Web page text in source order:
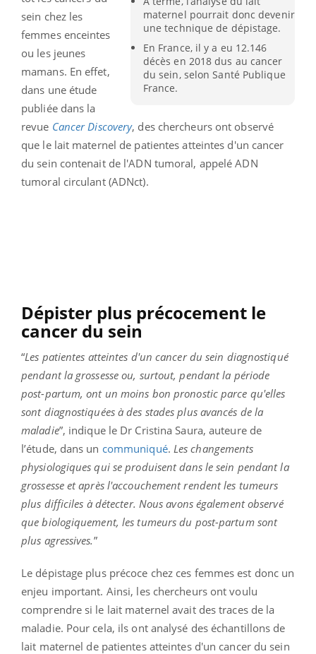
maternel pourrait donc devenir
une technique de dépistage.
En France, il y a eu 12.146
décès en 2018 dus au cancer
du sein, selon Santé Publique
France.
sein chez les
femmes enceintes
ou les jeunes
mamans. En effet,
dans une étude
publiée dans la
revue Cancer Discovery, des chercheurs ont observé
que le lait maternel de patientes atteintes d'un cancer
du sein contenait de l'ADN tumoral, appelé ADN
tumoral circulant (ADNct).
Dépister plus précocement le
cancer du sein
“Les patientes atteintes d'un cancer du sein diagnostiqué
pendant la grossesse ou, surtout, pendant la période
post-partum, ont un moins bon pronostic parce qu'elles
sont diagnostiquées à des stades plus avancés de la
maladie”, indique le Dr Cristina Saura, auteure de
l’étude, dans un communiqué. Les changements
physiologiques qui se produisent dans le sein pendant la
grossesse et après l'accouchement rendent les tumeurs
plus difficiles à détecter. Nous avons également observé
que biologiquement, les tumeurs du post-partum sont
plus agressives.”
Le dépistage plus précoce chez ces femmes est donc un
enjeu important. Ainsi, les chercheurs ont voulu
comprendre si le lait maternel avait des traces de la
maladie. Pour cela, ils ont analysé des échantillons de
lait maternel de patientes atteintes d'un cancer du sein